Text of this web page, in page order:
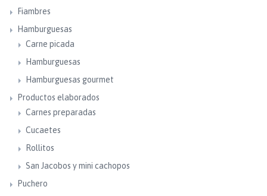
Fiambres
Hamburguesas
Carne picada
Hamburguesas
Hamburguesas gourmet
Productos elaborados
Carnes preparadas
Cucaetes
Rollitos
San Jacobos y mini cachopos
Puchero